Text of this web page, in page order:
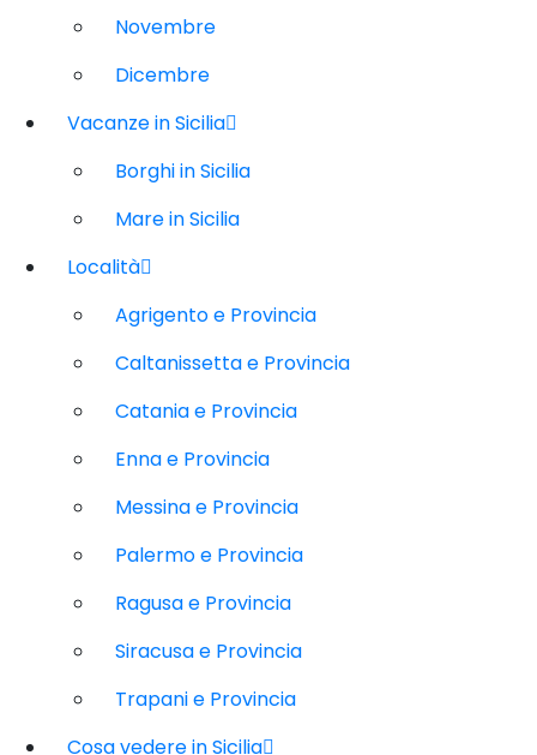
Novembre
Dicembre
Vacanze in Sicilia
Borghi in Sicilia
Mare in Sicilia
Località
Agrigento e Provincia
Caltanissetta e Provincia
Catania e Provincia
Enna e Provincia
Messina e Provincia
Palermo e Provincia
Ragusa e Provincia
Siracusa e Provincia
Trapani e Provincia
Cosa vedere in Sicilia